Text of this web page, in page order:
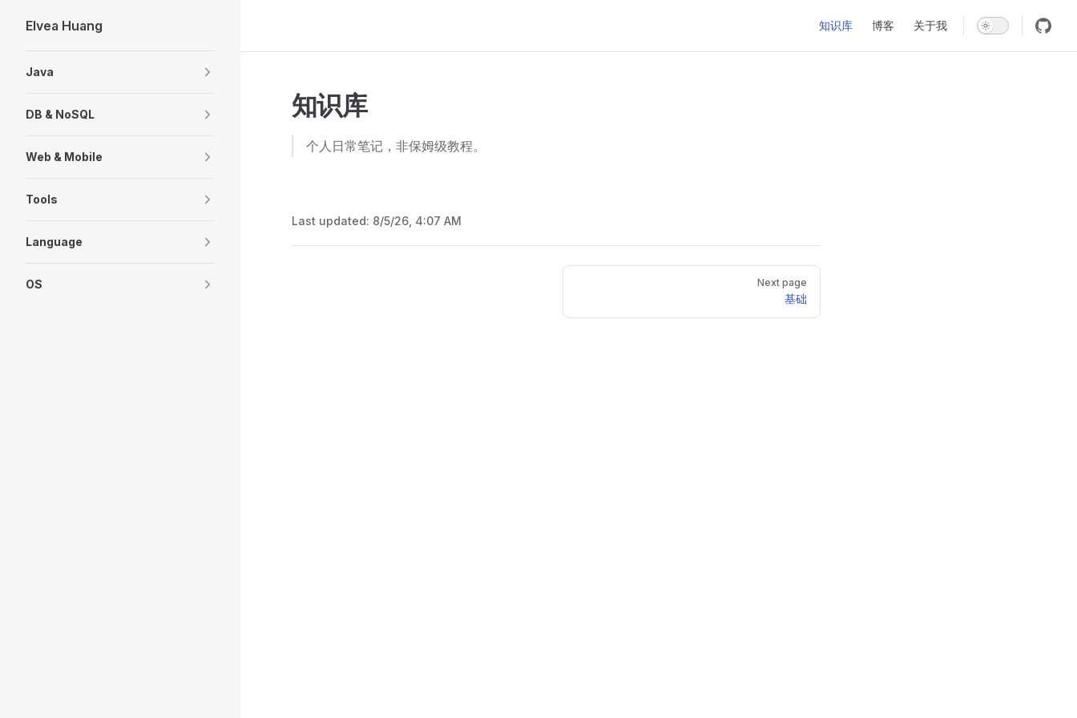
Skip to content
Elvea Huang 知识库 博客 关于我
Java
DB & NoSQL
Web & Mobile
Tools
Language
OS
知识库
个人日常笔记，非保姆级教程。
Last updated: 8/5/26, 4:07 AM
Next page
基础